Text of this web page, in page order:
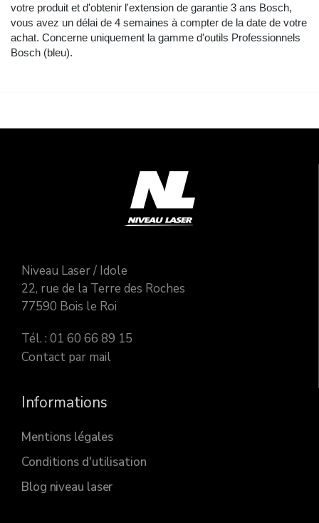
votre produit et d'obtenir l'extension de garantie 3 ans Bosch,
vous avez un délai de 4 semaines à compter de la date de votre
achat. Concerne uniquement la gamme d'outils Professionnels
Bosch (bleu).
Niveau Laser / Idole
22, rue de la Terre des Roches
77590 Bois le Roi
Tél. : 01 60 66 89 15
Contact par mail
Informations
Mentions légales
Conditions d'utilisation
Blog niveau laser